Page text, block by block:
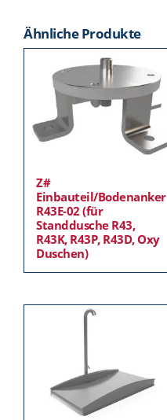
Ähnliche Produkte
Z#
Einbauteil/Bodenanker
R43E-02 (für
Standdusche R43,
R43K, R43P, R43D, Oxy
Duschen)